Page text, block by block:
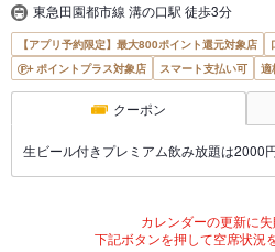
東急田園都市線 溝の口駅 徒歩3分
【アプリ予約限定】最大800ポイント還元対象店
ポイントプラス対象店
スマート支払い可 適
クーポン
生ビール付きプレミアム飲み放題は2000
カレンダーの更新に失
下記ボタンを押して空席状況